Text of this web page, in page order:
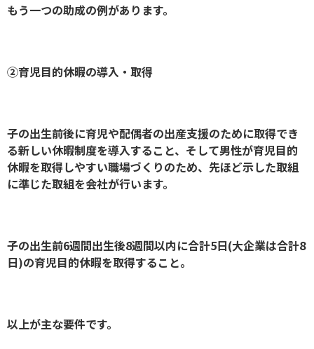
もう一つの助成の例があります。
②育児目的休暇の導入・取得
子の出生前後に育児や配偶者の出産支援のために取得でき
る新しい休暇制度を導入すること、そして男性が育児目的
休暇を取得しやすい職場づくりのため、先ほど示した取組
に準じた取組を会社が行います。
子の出生前6週間出生後8週間以内に合計5日(大企業は合計8
日)の育児目的休暇を取得すること。
以上が主な要件です。